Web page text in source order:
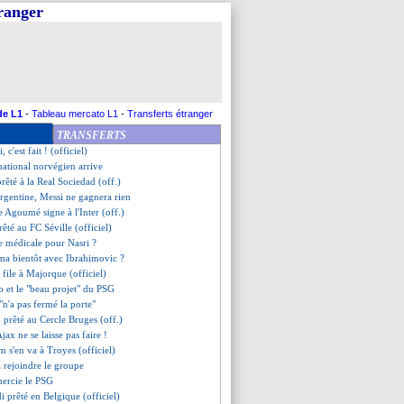
L1 - Tableau mercato L1 - Transferts étranger
TRANSFERTS
(officiel)
confirme l'envie de Neymar
?
c'est fait ! (officiel)
norvégien arrive
à la Real Sociedad (off.)
Messi ne gagnera rien
Agoumé signe à l'Inter (off.)
au FC Séville (officiel)
médicale pour Nasri ?
bientôt avec Ibrahimovic ?
file à Majorque (officiel)
et le "beau projet" du PSG
pas fermé la porte"
prêté au Cercle Bruges (off.)
ne se laisse pas faire !
s'en va à Troyes (officiel)
rejoindre le groupe
le PSG
prêté en Belgique (officiel)